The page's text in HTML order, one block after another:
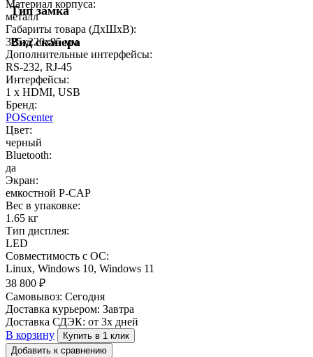
Тип замка
Вид сканера
Материал корпуса:
металл
Габариты товара (ДxШxВ):
325х220х95 мм
Дополнительные интерфейсы:
RS-232, RJ-45
Интерфейсы:
1 x HDMI, USB
Бренд:
POScenter
Цвет:
черный
Bluetooth:
да
Экран:
емкостной P-CAP
Вес в упаковке:
1.65 кг
Тип дисплея:
LED
Совместимость с ОС:
Linux, Windows 10, Windows 11
38 800 ₽
Самовывоз: Сегодня
Доставка курьером: Завтра
Доставка СДЭК: от 3х дней
В корзину
Купить в 1 клик
Добавить к сравнению